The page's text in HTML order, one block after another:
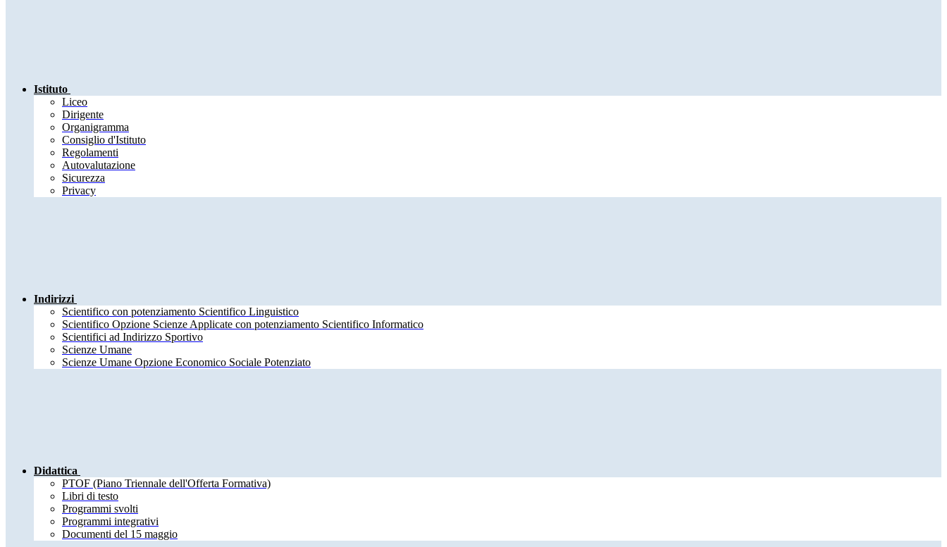
Istituto
Liceo
Dirigente
Organigramma
Consiglio d'Istituto
Regolamenti
Autovalutazione
Sicurezza
Privacy
Indirizzi
Scientifico con potenziamento Scientifico Linguistico
Scientifico Opzione Scienze Applicate con potenziamento Scientifico Informatico
Scientifici ad Indirizzo Sportivo
Scienze Umane
Scienze Umane Opzione Economico Sociale Potenziato
Didattica
PTOF (Piano Triennale dell'Offerta Formativa)
Libri di testo
Programmi svolti
Programmi integrativi
Documenti del 15 maggio